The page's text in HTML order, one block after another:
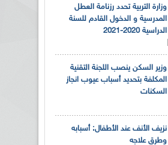
وزارة التربية تحدد رزنامة العطل
المدرسية و الدخول القادم للسنة
الدراسية 2020-2021
وزير السكن ينصب اللجنة التقنية
المكلفة بتحديد أسباب عيوب انجاز
السكنات
نزيف الأنف عند الأطفال: أسبابه
وطرق علاجه